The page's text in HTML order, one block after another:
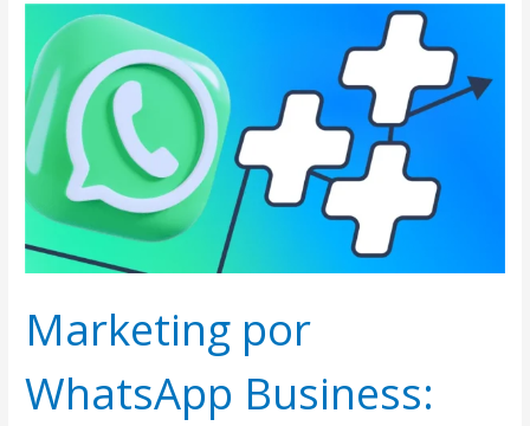
Marketing por
WhatsApp Business:
Marketing
por
WhatsApp
Business:
cómo
convertir
conversaciones
en
ventas
(sin
parecer
spam)